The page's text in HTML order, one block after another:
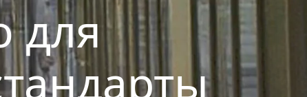
для